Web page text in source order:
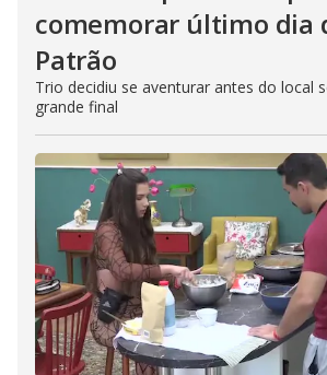
comemorar último dia
Patrão
Trio decidiu se aventurar antes do local
grande final